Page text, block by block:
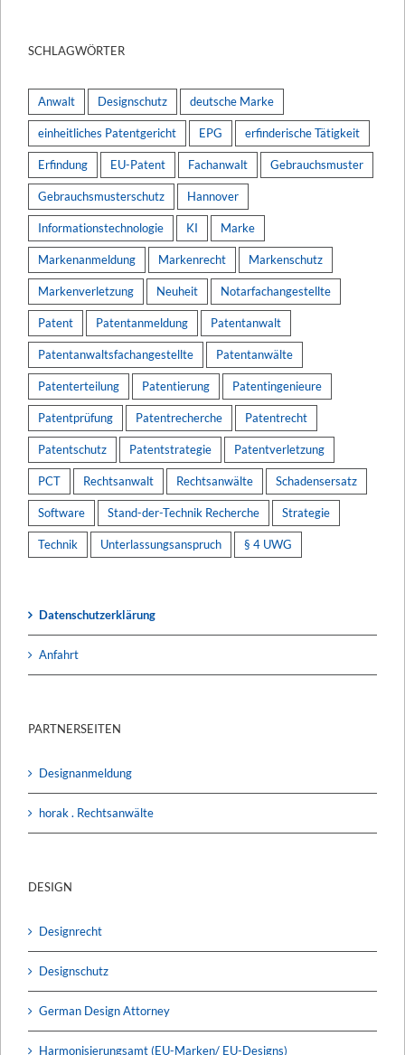
SCHLAGWÖRTER
Anwalt Designschutz deutsche Marke
einheitliches Patentgericht EPG erfinderische Tätigkeit
Erfindung EU-Patent Fachanwalt Gebrauchsmuster
Gebrauchsmusterschutz Hannover
Informationstechnologie KI Marke
Markenanmeldung Markenrecht Markenschutz
Markenverletzung Neuheit Notarfachangestellte
Patent Patentanmeldung Patentanwalt
Patentanwaltsfachangestellte Patentanwälte
Patenterteilung Patentierung Patentingenieure
Patentprüfung Patentrecherche Patentrecht
Patentschutz Patentstrategie Patentverletzung
PCT Rechtsanwalt Rechtsanwälte Schadensersatz
Software Stand-der-Technik Recherche Strategie
Technik Unterlassungsanspruch § 4 UWG
Datenschutzerklärung
Anfahrt
PARTNERSEITEN
Designanmeldung
horak . Rechtsanwälte
DESIGN
Designrecht
Designschutz
German Design Attorney
Harmonisierungsamt (EU-Marken/ EU-Designs)